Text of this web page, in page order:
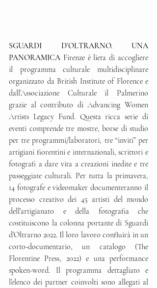
SGUARDI D’OLTRARNO. UNA
PANORAMICA Firenze è lieta di accogliere
il programma culturale multidisciplinare
organizzato da British Institute of Florence e
dall’Associazione Culturale il Palmerino
grazie al contributo di Advancing Women
Artists Legacy Fund. Questa ricca serie di
eventi comprende tre mostre, borse di studio
per tre programmi/laboratori, tre “inviti” per
artigiani fiorentini e internazionali, scrittori e
fotografi a dare vita a creazioni inedite e tre
passeggiate culturali. Per tutta la primavera,
14 fotografe e videomaker documenteranno il
processo creativo dei 45 artisti del mondo
dell’artigianato e della fotografia che
costituiscono la colonna portante di Sguardi
d’Oltrarno 2022. Il loro lavoro confluirà in un
corto-documentario, un catalogo (The
Florentine Press, 2022) e una performance
spoken-word. Il programma dettagliato e
l’elenco dei partner coinvolti sono allegati al